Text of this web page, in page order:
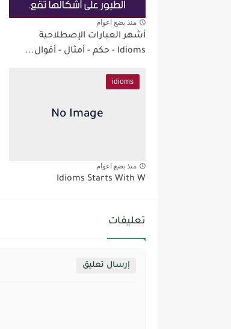
منذ بضع اعوام
أشهر العبارات الإصطلاحية
Idioms - حكم - أمثال - أقوال...
idioms
منذ بضع اعوام
Idioms Starts With W
تعليقات
إرسال تعليق